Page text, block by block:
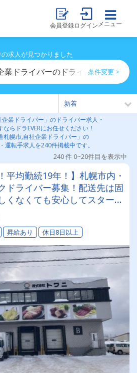
会員登録ログイン メニュー
求人が見つかりました
業ドライバーのドライバー求人・運
条件変更 >
企業ドライバー」のドライバー求人・
らドラEVERにお任せください！
札幌市,自社企業ドライバー」の
運転手求人を240件掲載中です。
240 件 0~20件目を表示中
平均勤続19年！】札幌市内・
ドライバー募集！配送先は固
くなくても安心してスタート
日固定休みのシフト制でワー
ン！長く活躍できます◎
昇給あり 休日8日以上